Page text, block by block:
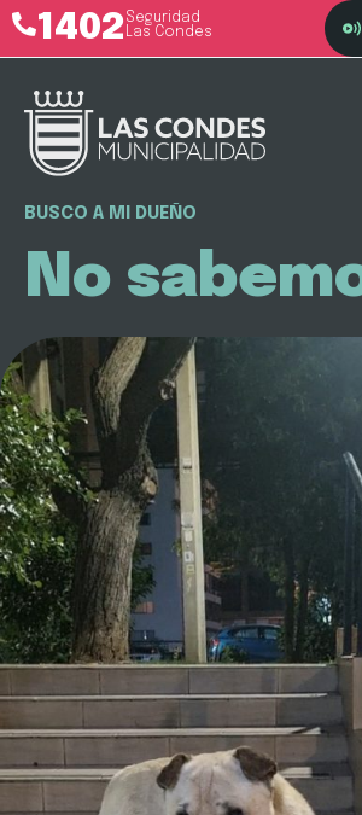
1402 Seguridad
Las Condes
BUSCO A MI DUEÑO
No